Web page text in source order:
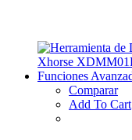
Comparar
Add To Cart